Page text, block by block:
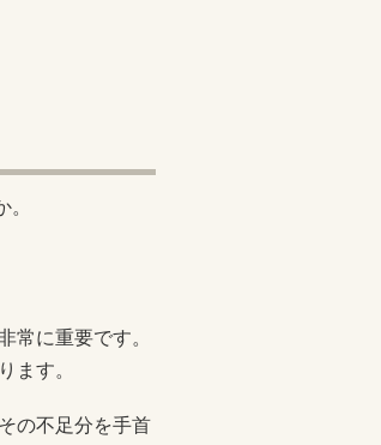
常に重要です。
ます。
の不足分を手首